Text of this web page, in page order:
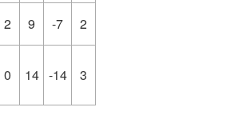
2 9 -7
2
0 14 -14 3